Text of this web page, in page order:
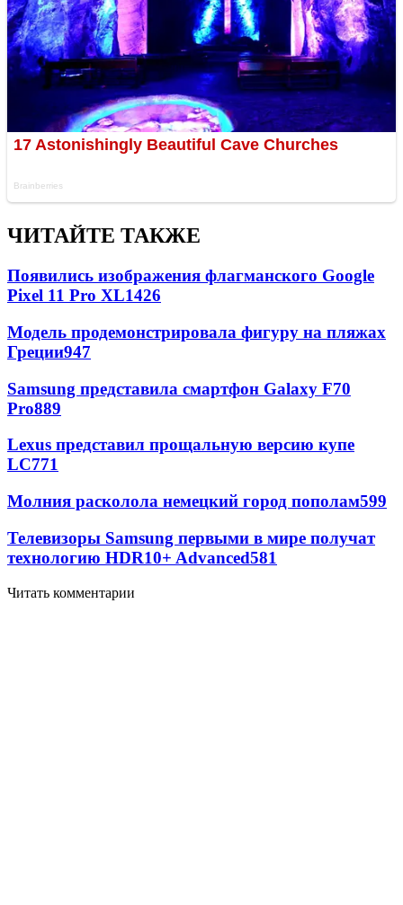
ЧИТАЙТЕ ТАКЖЕ
Появились изображения флагманского Google
Pixel 11 Pro XL1426
Модель продемонстрировала фигуру на пляжах
Греции947
Samsung представила смартфон Galaxy F70
Pro889
Lexus представил прощальную версию купе
LC771
Молния расколола немецкий город пополам599
Телевизоры Samsung первыми в мире получат
технологию HDR10+ Advanced581
Читать комментарии